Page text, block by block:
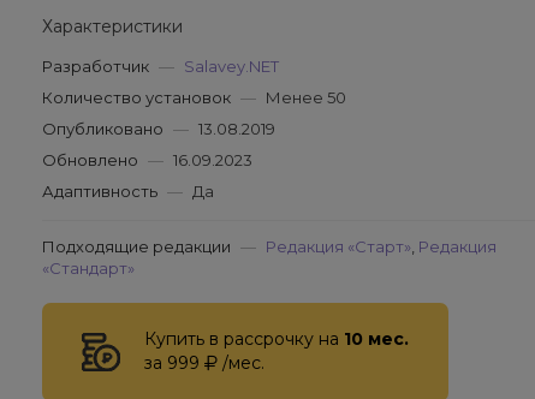
Характеристики
Разработчик — Salavey.NET
Количество установок — Менее 50
Опубликовано — 13.08.2019
Обновлено — 16.09.2023
Адаптивность — Да
Подходящие редакции — Редакция «Старт» Редакция
«Стандарт»
Купить в рассрочку на 10 мес.
за 999
/мес.